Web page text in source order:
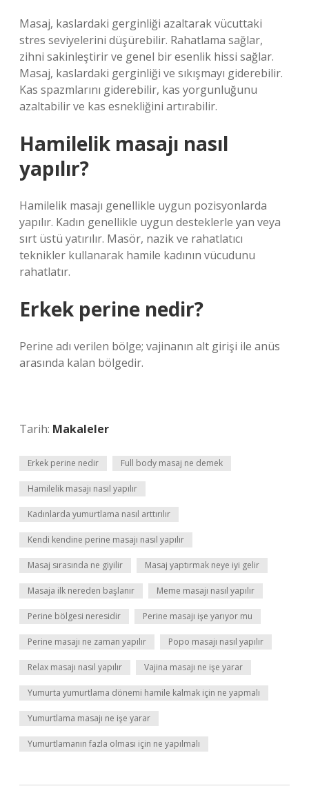
Masaj, kaslardaki gerginliği azaltarak vücuttaki
stres seviyelerini düşürebilir. Rahatlama sağlar,
zihni sakinleştirir ve genel bir esenlik hissi sağlar.
Masaj, kaslardaki gerginliği ve sıkışmayı giderebilir.
Kas spazmlarını giderebilir, kas yorgunluğunu
azaltabilir ve kas esnekliğini artırabilir.
Hamilelik masajı nasıl
yapılır?
Hamilelik masajı genellikle uygun pozisyonlarda
yapılır. Kadın genellikle uygun desteklerle yan veya
sırt üstü yatırılır. Masör, nazik ve rahatlatıcı
teknikler kullanarak hamile kadının vücudunu
rahatlatır.
Erkek perine nedir?
Perine adı verilen bölge; vajinanın alt girişi ile anüs
arasında kalan bölgedir.
Tarih: Makaleler
Erkek perine nedir Full body masaj ne demek
Hamilelik masajı nasıl yapılır
Kadınlarda yumurtlama nasıl arttırılır
Kendi kendine perine masajı nasıl yapılır
Masaj sırasında ne giyilir Masaj yaptırmak neye iyi gelir
Masaja ilk nereden başlanır Meme masajı nasıl yapılır
Perine bölgesi neresidir Perine masajı işe yarıyor mu
Perine masajı ne zaman yapılır Popo masajı nasıl yapılır
Relax masajı nasıl yapılır Vajina masajı ne işe yarar
Yumurta yumurtlama dönemi hamile kalmak için ne yapmalı
Yumurtlama masajı ne işe yarar
Yumurtlamanın fazla olması için ne yapılmalı